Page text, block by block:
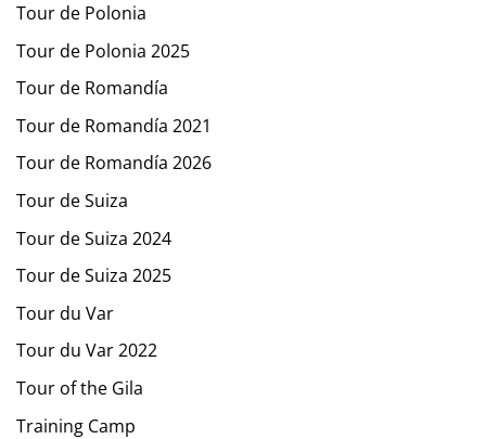
Tour de Polonia
Tour de Polonia 2025
Tour de Romandía
Tour de Romandía 2021
Tour de Romandía 2026
Tour de Suiza
Tour de Suiza 2024
Tour de Suiza 2025
Tour du Var
Tour du Var 2022
Tour of the Gila
Training Camp